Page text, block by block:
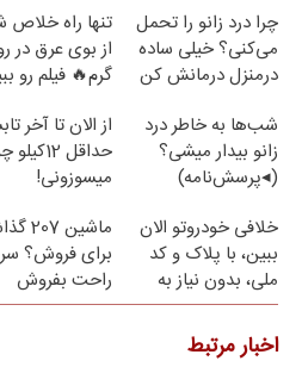
چرا درد زانو را تحمل
می‌کنی؟ خیلی ساده
درمنزل درمانش کن
تنها راه
از بوی عرق در
گرم🔥 فیلم رو
شب‌ها به خاطر درد
زانو بیدار میشی؟
(◂پرسش‌نامه)
از الان تا آخر
حداقل
میسوزونی!
خلافی خودروتو الان
ببین، با پلاک و کد
ملی، بدون نیاز به
مراجعه حضوری
ماشین
برای فروش؟
راحت بفروش
اخبار مرتبط